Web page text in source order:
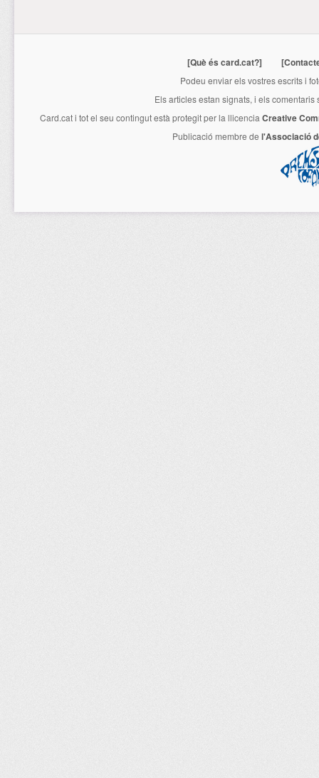
[Què és card.cat?]
Podeu enviar els vostres escrits i
Els articles estan signats, i els
Card.cati tot el seu contingut està protegit per la llicencia Creative
Publicació membre de l'Associació